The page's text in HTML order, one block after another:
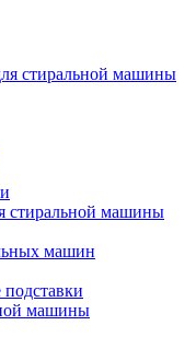
стиральной машины
стиральной машины
машин
машины